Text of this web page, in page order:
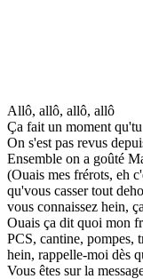
Allô, allô, allô, allô
Ça fait un moment
On s'est pas revus
Ensemble on a goûté
(Ouais mes frérots, eh
qu'vous casser tout
vous connaissez hein,
Ouais ça dit quoi mon
PCS, cantine, pompes,
hein, rappelle-moi dès
Vous êtes sur la